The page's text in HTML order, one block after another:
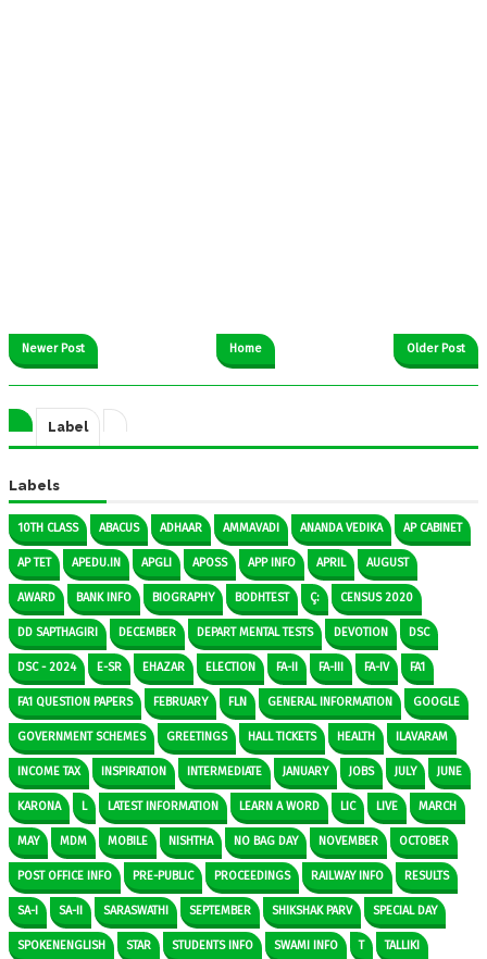
Newer Post Older Post
Home
Label
Labels
10TH CLASS ABACUS ADHAAR AMMAVADI ANANDA VEDIKA AP CABINET
AP TET APEDU.IN APGLI APOSS APP INFO APRIL AUGUST
AWARD BANK INFO BIOGRAPHY BODHTEST Ç: CENSUS 2020
DD SAPTHAGIRI DECEMBER DEPART MENTAL TESTS DEVOTION DSC
DSC - 2024 E-SR EHAZAR ELECTION FA-II FA-III FA-IV FA1
FA1 QUESTION PAPERS FEBRUARY FLN GENERAL INFORMATION GOOGLE
GOVERNMENT SCHEMES GREETINGS HALL TICKETS HEALTH ILAVARAM
INCOME TAX INSPIRATION INTERMEDIATE JANUARY JOBS JULY JUNE
KARONA L LATEST INFORMATION LEARN A WORD LIC LIVE MARCH
MAY MDM MOBILE NISHTHA NO BAG DAY NOVEMBER OCTOBER
POST OFFICE INFO PRE-PUBLIC PROCEEDINGS RAILWAY INFO RESULTS
SA-I SA-II SARASWATHI SEPTEMBER SHIKSHAK PARV SPECIAL DAY
SPOKENENGLISH STAR STUDENTS INFO SWAMI INFO T TALLIKI